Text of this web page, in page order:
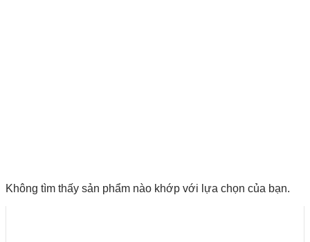
Không tìm thấy sản phẩm nào khớp với lựa chọn của bạn.